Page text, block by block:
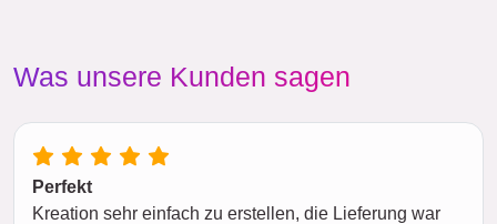
Was unsere Kunden sagen
Perfekt
Kreation sehr einfach zu erstellen, die Lieferung war